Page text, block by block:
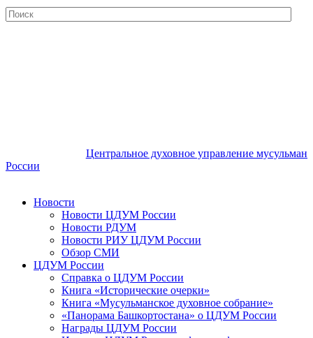
Центральное духовное управление мусульман
России
Новости
Новости ЦДУМ России
Новости РДУМ
Новости РИУ ЦДУМ России
Обзор СМИ
ЦДУМ России
Справка о ЦДУМ России
Книга «Исторические очерки»
Книга «Мусульманское духовное собрание»
«Панорама Башкортостана» о ЦДУМ России
Награды ЦДУМ России